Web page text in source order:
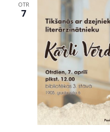
OTR
7